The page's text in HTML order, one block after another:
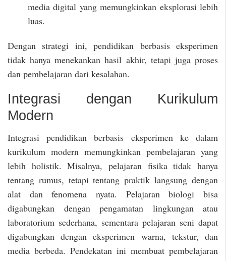
media digital yang memungkinkan eksplorasi lebih
luas.
Dengan strategi ini, pendidikan berbasis eksperimen
tidak hanya menekankan hasil akhir, tetapi juga proses
dan pembelajaran dari kesalahan.
Integrasi dengan Kurikulum
Modern
Integrasi pendidikan berbasis eksperimen ke dalam
kurikulum modern memungkinkan pembelajaran yang
lebih holistik. Misalnya, pelajaran fisika tidak hanya
tentang rumus, tetapi tentang praktik langsung dengan
alat dan fenomena nyata. Pelajaran biologi bisa
digabungkan dengan pengamatan lingkungan atau
laboratorium sederhana, sementara pelajaran seni dapat
digabungkan dengan eksperimen warna, tekstur, dan
media berbeda. Pendekatan ini membuat pembelajaran